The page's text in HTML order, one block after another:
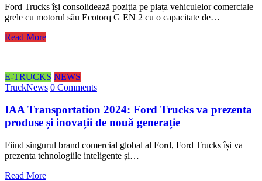
Ford Trucks își consolidează poziția pe piața vehiculelor comerciale
grele cu motorul său Ecotorq G EN 2 cu o capacitate de…
Read More
E-TRUCKS NEWS
TruckNews 0 Comments
IAA Transportation 2024: Ford Trucks va prezenta
produse și inovații de nouă generație
Fiind singurul brand comercial global al Ford, Ford Trucks își va
prezenta tehnologiile inteligente și…
Read More